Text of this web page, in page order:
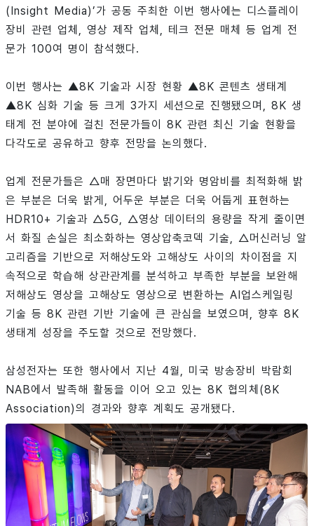
(Insight Media)’가 공동 주최한 이번 행사에는 디스플레이
장비 관련 업체, 영상 제작 업체, 테크 전문 매체 등 업계 전
문가 100여 명이 참석했다.
이번 행사는 ▲8K 기술과 시장 현황 ▲8K 콘텐츠 생태계
▲8K 심화 기술 등 크게 3가지 세션으로 진행됐으며, 8K 생
태계 전 분야에 걸친 전문가들이 8K 관련 최신 기술 현황을
다각도로 공유하고 향후 전망을 논의했다.
업계 전문가들은 △매 장면마다 밝기와 명암비를 최적화해 밝
은 부분은 더욱 밝게, 어두운 부분은 더욱 어둡게 표현하는
HDR10+ 기술과 △5G, △영상 데이터의 용량을 작게 줄이면
서 화질 손실은 최소화하는 영상압축코덱 기술, △머신러닝 알
고리즘을 기반으로 저해상도와 고해상도 사이의 차이점을 지
속적으로 학습해 상관관계를 분석하고 부족한 부분을 보완해
저해상도 영상을 고해상도 영상으로 변환하는 AI업스케일링
기술 등 8K 관련 기반 기술에 큰 관심을 보였으며, 향후 8K
생태계 성장을 주도할 것으로 전망했다.
삼성전자는 또한 행사에서 지난 4월, 미국 방송장비 박람회
NAB에서 발족해 활동을 이어 오고 있는 8K 협의체(8K
Association)의 경과와 향후 계획도 공개됐다.